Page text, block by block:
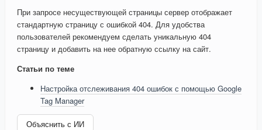
При запросе несуществующей страницы сервер отображает
стандартную страницу с ошибкой 404. Для удобства
пользователей рекомендуем сделать уникальную 404
страницу и добавить на нее обратную ссылку на сайт.
Статьи по теме
Настройка отслеживания 404 ошибок с помощью Google
Tag Manager
Объяснить с ИИ